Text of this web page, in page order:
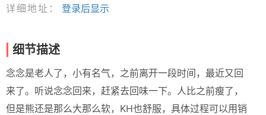
详细地址：
登录后显示
细节描述
念念是老人了，小有名气，之前离开一段时间，最近又回
来了。听说念念回来，赶紧去回味一下。人比之前瘦了，
但是熊还是那么大那么软，KH也舒服，具体过程可以用销